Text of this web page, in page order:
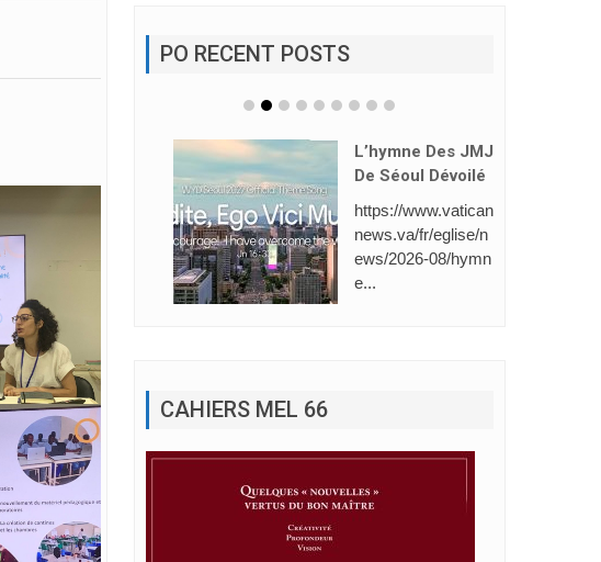
PO RECENT POSTS
L’hymne Des JMJ
De Séoul Dévoilé
https://www.vatican
news.va/fr/eglise/n
ews/2026-08/hymn
e...
CAHIERS MEL 66